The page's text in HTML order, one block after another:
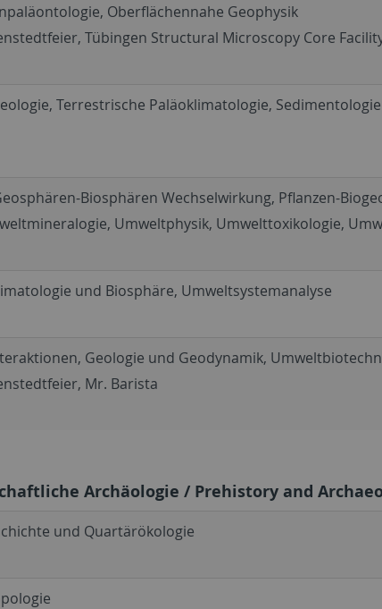
Oberflächennahe Geophysik
Tübingen Structural Microscopy Core
Terrestrische Paläoklimatologie, Sedimentologie
Biosphären Wechselwirkung, Pflanzen-
Umweltphysik, Umwelttoxikologie,
und Biosphäre, Umweltsystemanalyse
Geologie und Geodynamik,
Mr. Barista
Archäologie / Prehistory and
und Quartärökologie